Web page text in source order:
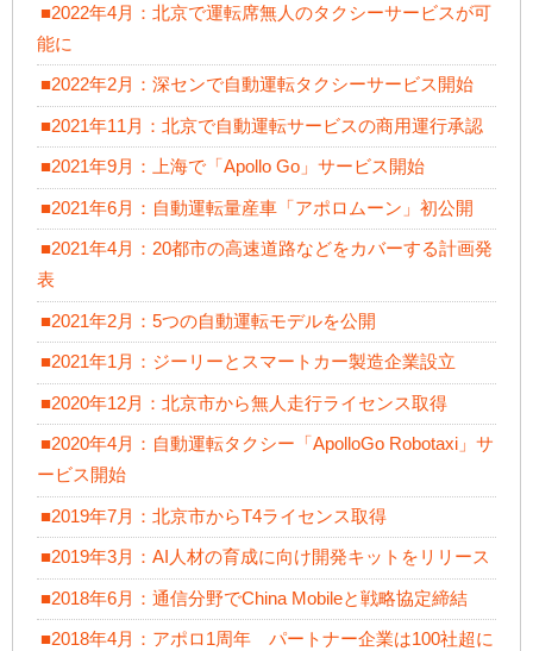
■2022年4月：北京で運転席無人のタクシーサービスが可
能に
■2022年2月：深センで自動運転タクシーサービス開始
■2021年11月：北京で自動運転サービスの商用運行承認
■2021年9月：上海で「Apollo Go」サービス開始
■2021年6月：自動運転量産車「アポロムーン」初公開
■2021年4月：20都市の高速道路などをカバーする計画発
表
■2021年2月：5つの自動運転モデルを公開
■2021年1月：ジーリーとスマートカー製造企業設立
■2020年12月：北京市から無人走行ライセンス取得
■2020年4月：自動運転タクシー「ApolloGo Robotaxi」サ
ービス開始
■2019年7月：北京市からT4ライセンス取得
■2019年3月：AI人材の育成に向け開発キットをリリース
■2018年6月：通信分野でChina Mobileと戦略協定締結
■2018年4月：アポロ1周年 パートナー企業は100社超に